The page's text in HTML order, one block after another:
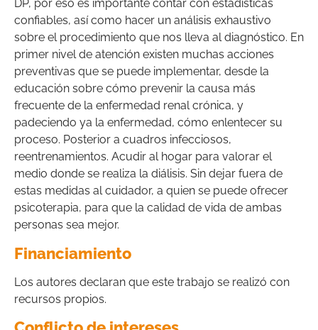
DP, por eso es importante contar con estadísticas
confiables, así como hacer un análisis exhaustivo
sobre el procedimiento que nos lleva al diagnóstico. En
primer nivel de atención existen muchas acciones
preventivas que se puede implementar, desde la
educación sobre cómo prevenir la causa más
frecuente de la enfermedad renal crónica, y
padeciendo ya la enfermedad, cómo enlentecer su
proceso. Posterior a cuadros infecciosos,
reentrenamientos. Acudir al hogar para valorar el
medio donde se realiza la diálisis. Sin dejar fuera de
estas medidas al cuidador, a quien se puede ofrecer
psicoterapia, para que la calidad de vida de ambas
personas sea mejor.
Financiamiento
Los autores declaran que este trabajo se realizó con
recursos propios.